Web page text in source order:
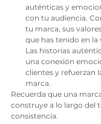
auténticas y
con tu audiencia.
tu marca, sus
que has tenido en la
Las historias
una conexión
clientes y refuerzan
marca.
Recuerda que una
construye a lo largo del
consistencia.